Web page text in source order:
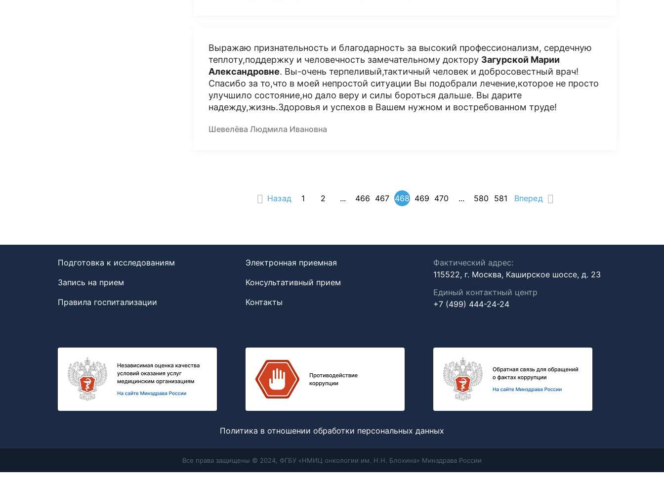
Выражаю признательность и благодарность за высокий профессионализм, сердечную
теплоту,поддержку и человечность замечательному доктору Загурской Марии
Александровне. Вы-очень терпеливый,тактичный человек и добросовестный врач!
Спасибо за то,что в моей непростой ситуации Вы подобрали лечение,которое не просто
улучшило состояние,но дало веру и силы бороться дальше. Вы дарите
надежду,жизнь.Здоровья и успехов в Вашем нужном и востребованном труде!
Шевелёва Людмила Ивановна
Назад 1 2 ... 466 467 468 469 470 ... 580 581 Вперед
Подготовка к исследованиям
Запись на прием
Правила госпитализации
Электронная приемная
Консультативный прием
Контакты
Фактический адрес:
115522, г. Москва, Каширское шоссе, д. 23
Единый контактный центр
+7 (499) 444-24-24
Политика в отношении обработки персональных данных
Все права защищены © 2024, ФГБУ «НМИЦ онкологии им. Н.Н. Блохина» Минздрава России